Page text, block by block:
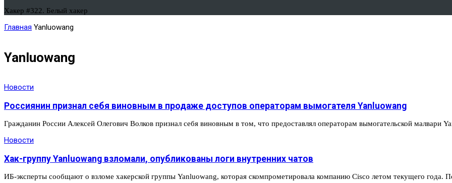
Хакер #322. Белый хакер
Главная Yanluowang
Yanluowang
Новости
Россиянин признал себя виновным в продаже доступов операторам вымогателя Yanluowang
Гражданин России Алексей Олегович Волков признал себя виновным в том, что предоставлял операторам вымогательской малвари
Новости
Хак-группу Yanluowang взломали, опубликованы логи внутренних чатов
ИБ-эксперты сообщают о взломе хакерской группы Yanluowang, которая скомпрометировала компанию Cisco летом текущего года.